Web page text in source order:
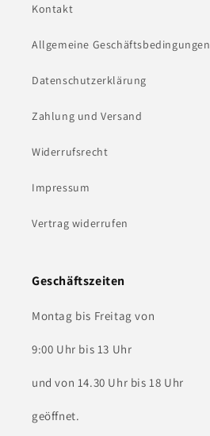
Kontakt
Allgemeine Geschäftsbedingungen
Datenschutzerklärung
Zahlung und Versand
Widerrufsrecht
Impressum
Vertrag widerrufen
Geschäftszeiten
Montag bis Freitag von
9:00 Uhr bis 13 Uhr
und von 14.30 Uhr bis 18 Uhr
geöffnet.